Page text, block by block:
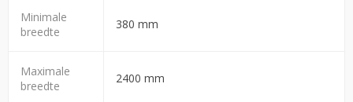
Minimale
breedte
380 mm
Maximale
breedte
2400 mm